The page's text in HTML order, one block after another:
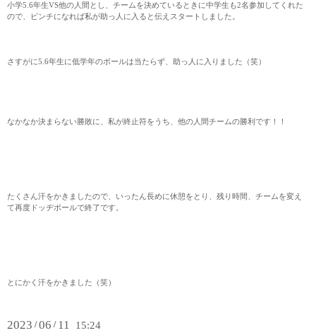
小学5.6年生VS他の人間とし、チームを決めているときに中学生も2名参加してくれた
ので、ピンチになれば私が助っ人に入ると伝えスタートしました。
さすがに5.6年生に低学年のボールは当たらず、助っ人に入りました（笑）
なかなか決まらない勝敗に、私が終止符をうち、他の人間チームの勝利です！！
たくさん汗をかきましたので、いったん長めに休憩をとり、残り時間、チームを変え
て再度ドッヂボールで終了です。
とにかく汗をかきました（笑）
2023 /06 / 11 15:24